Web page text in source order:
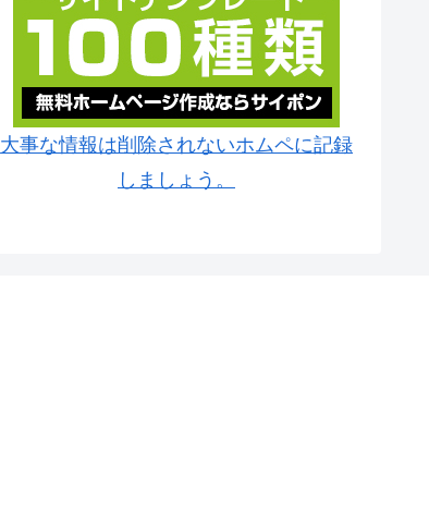
大事な情報は削除されないホムペに記録
しましょう。